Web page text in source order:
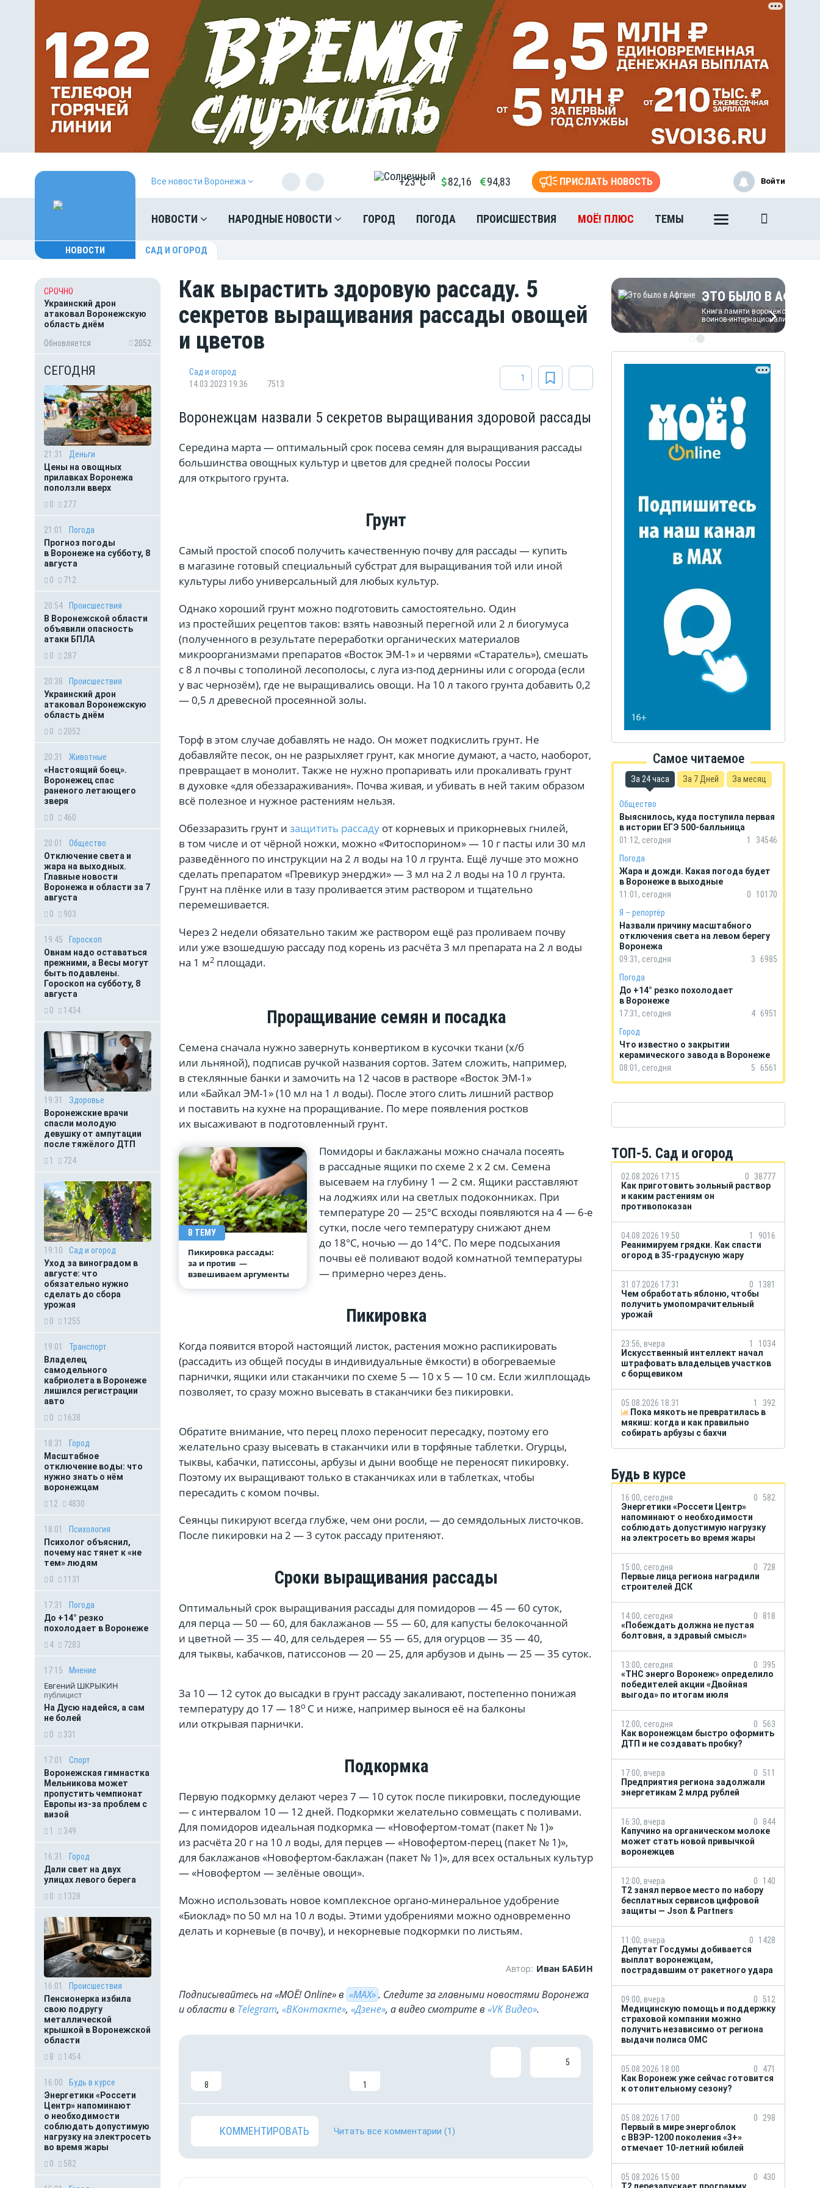
Все новости Воронежа +23°C 82,16 94,83 ПРИСЛАТЬ НОВОСТЬ
НОВОСТИ НАРОДНЫЕ НОВОСТИ ГОРОД ПОГОДА ПРОИСШЕСТВИЯ МОЁ! ПЛЮС ТЕМЫ
Войти
НОВОСТИ САД И ОГОРОД
СРОЧНО
Украинский дрон
атаковал Воронежскую
область днём
Обновляется
2052
СЕГОДНЯ
21:31
Деньги
Цены на овощных
прилавках Воронежа
поползли вверх
0
277
21:01
Погода
Прогноз погоды
в Воронеже на субботу, 8
августа
0
712
20:54
Происшествия
В Воронежской области
объявили опасность
атаки БПЛА
0
287
20:38
Происшествия
Украинский дрон
атаковал Воронежскую
область днём
0
2052
20:31
Животные
«Настоящий боец».
Воронежец спас
раненого летающего
зверя
0
460
20:01
Общество
Отключение света и
жара на выходных.
Главные новости
Воронежа и области за 7
августа
0
903
19:45
Гороскоп
Овнам надо оставаться
прежними, а Весы могут
быть подавлены.
Гороскоп на субботу, 8
августа
0
1434
19:31
Здоровье
Воронежские врачи
спасли молодую
девушку от ампутации
после тяжёлого ДТП
1
724
19:10
Сад и огород
Уход за виноградом в
августе: что
обязательно нужно
сделать до сбора
урожая
0
1255
19:01
Транспорт
Владелец
самодельного
кабриолета в Воронеже
лишился регистрации
авто
0
1638
18:31
Город
Масштабное
отключение воды: что
нужно знать о нём
воронежцам
12
4830
18:01
Психология
Психолог объяснил,
почему нас тянет к «не
тем» людям
0
1131
17:31
Погода
До +14° резко
похолодает в Воронеже
4
7283
17:15 Мнение
Евгений ШКРЫКИН
публицист
На Дусю надейся, а сам
не болей
0
331
17:01
Спорт
Воронежская гимнастка
Мельникова может
пропустить чемпионат
Европы из-за проблем с
визой
1
349
16:31
Город
Дали свет на двух
улицах левого берега
0
1328
16:01
Происшествия
Пенсионерка избила
свою подругу
металлической
крышкой в Воронежской
области
8
1454
16:00
Будь в курсе
Энергетики «Россети
Центр» напоминают
о необходимости
соблюдать допустимую
нагрузку на электросеть
во время жары
0
582
Как вырастить здоровую рассаду. 5
секретов выращивания рассады овощей
и цветов
Сад и огород
14.03.2023 19:36
7513
1
Воронежцам назвали 5 секретов выращивания здоровой рассады
Середина марта — оптимальный срок посева семян для выращивания рассады
большинства овощных культур и цветов для средней полосы России
для открытого грунта.
Грунт
Самый простой способ получить качественную почву для рассады — купить
в магазине готовый специальный субстрат для выращивания той или иной
культуры либо универсальный для любых культур.
Однако хороший грунт можно подготовить самостоятельно. Один
из простейших рецептов таков: взять навозный перегной или 2 л биогумуса
(полученного в результате переработки органических материалов
микроорганизмами препаратов «Восток ЭМ-1» и червями «Старатель»), смешать
с 8 л почвы с тополиной лесополосы, с луга из-под дернины или с огорода (если
у вас чернозём), где не выращивались овощи. На 10 л такого грунта добавить 0,2
— 0,5 л древесной просеянной золы.
Торф в этом случае добавлять не надо. Он может подкислить грунт. Не
добавляйте песок, он не разрыхляет грунт, как многие думают, а часто, наоборот,
превращает в монолит. Также не нужно пропаривать или прокаливать грунт
в духовке «для обеззараживания». Почва живая, и убивать в ней таким образом
всё полезное и нужное растениям нельзя.
Обеззаразить грунт и защитить рассаду от корневых и прикорневых гнилей,
в том числе и от чёрной ножки, можно «Фитоспорином» — 10 г пасты или 30 мл
разведённого по инструкции на 2 л воды на 10 л грунта. Ещё лучше это можно
сделать препаратом «Превикур энерджи» — 3 мл на 2 л воды на 10 л грунта.
Грунт на плёнке или в тазу проливается этим раствором и тщательно
перемешивается.
Через 2 недели обязательно таким же раствором ещё раз проливаем почву
или уже взошедшую рассаду под корень из расчёта 3 мл препарата на 2 л воды
на 1 м2 площади.
Проращивание семян и посадка
Семена сначала нужно завернуть конвертиком в кусочки ткани (х/б
или льняной), подписав ручкой названия сортов. Затем сложить, например,
в стеклянные банки и замочить на 12 часов в растворе «Восток ЭМ-1»
или «Байкал ЭМ-1» (10 мл на 1 л воды). После этого слить лишний раствор
и поставить на кухне на проращивание. По мере появления ростков
их высаживают в подготовленный грунт.
Пикировка рассады:
за и против —
взвешиваем аргументы
В ТЕМУ
Помидоры и баклажаны можно сначала посеять
в рассадные ящики по схеме 2 х 2 см. Семена
высеваем на глубину 1 — 2 см. Ящики расставляют
на лоджиях или на светлых подоконниках. При
температуре 20 — 25°С всходы появляются на 4 — 6-е
сутки, после чего температуру снижают днем
до 18°С, ночью — до 14°С. По мере подсыхания
почвы её поливают водой комнатной температуры
— примерно через день.
Пикировка
Когда появится второй настоящий листок, растения можно распикировать
(рассадить из общей посуды в индивидуальные ёмкости) в обогреваемые
парнички, ящики или стаканчики по схеме 5 — 10 х 5 — 10 см. Если жилплощадь
позволяет, то сразу можно высевать в стаканчики без пикировки.
Обратите внимание, что перец плохо переносит пересадку, поэтому его
желательно сразу высевать в стаканчики или в торфяные таблетки. Огурцы,
тыквы, кабачки, патиссоны, арбузы и дыни вообще не переносят пикировку.
Поэтому их выращивают только в стаканчиках или в таблетках, чтобы
пересадить с комом почвы.
Сеянцы пикируют всегда глубже, чем они росли, — до семядольных листочков.
После пикировки на 2 — 3 суток рассаду притеняют.
Сроки выращивания рассады
Оптимальный срок выращивания рассады для помидоров — 45 — 60 суток,
для перца — 50 — 60, для баклажанов — 55 — 60, для капусты белокочанной
и цветной — 35 — 40, для сельдерея — 55 — 65, для огурцов — 35 — 40,
для тыквы, кабачков, патиссонов — 20 — 25, для арбузов и дынь — 25 — 35 суток.
За 10 — 12 суток до высадки в грунт рассаду закаливают, постепенно понижая
температуру до 17 — 18о С и ниже, например вынося её на балконы
или открывая парнички.
Подкормка
Первую подкормку делают через 7 — 10 суток после пикировки, последующие
— с интервалом 10 — 12 дней. Подкормки желательно совмещать с поливами.
Для помидоров идеальная подкормка — «Новофертом-томат (пакет № 1)»
из расчёта 20 г на 10 л воды, для перцев — «Новофертом-перец (пакет № 1)»,
для баклажанов «Новофертом-баклажан (пакет № 1)», для всех остальных культур
— «Новофертом — зелёные овощи».
Можно использовать новое комплексное органо-минеральное удобрение
«Биоклад» по 50 мл на 10 л воды. Этими удобрениями можно одновременно
делать и корневые (в почву), и некорневые подкормки по листьям.
Автор: Иван БАБИН
Подписывайтесь на «МОЁ! Online» в «МАХ». Cледите за главными новостями Воронежа
и области в Telegram, «ВКонтакте», «Дзене», а видео смотрите в «VK Видео».
8 1
5
КОММЕНТИРОВАТЬ Читать все комментарии (1)
ЭТО БЫЛО В АФГАНЕ
Книга памяти воронежских
ЭТО БЫЛО В
Книга памяти воронежских
воинов-интернационалистов
ЭТО БЫЛО В АФГАНЕ
Книга памяти воронежских
воинов-интернационалистов
Самое читаемое
За 24 часа За 7 Дней За месяц
Общество
Выяснилось, куда поступила первая
в истории ЕГЭ 500-балльница
01:12, сегодня
1
34546
Погода
Жара и дожди. Какая погода будет
в Воронеже в выходные
11:01, сегодня
0
10170
Я – репортёр
Назвали причину масштабного
отключения света на левом берегу
Воронежа
09:31, сегодня
3
6985
Погода
До +14° резко похолодает
в Воронеже
17:31, сегодня
4 6951
Город
Что известно о закрытии
керамического завода в Воронеже
08:01, сегодня
5 6561
ТОП-5. Сад и огород
02.08.2026 17:15 0
38777
Как приготовить зольный раствор
и каким растениям он
противопоказан
04.08.2026 19:50 1
9016
Реанимируем грядки. Как спасти
огород в 35-градусную жару
31.07.2026 17:31 0
1381
Чем обработать яблоню, чтобы
получить умопомрачительный
урожай
23:56, вчера 1
1034
Искусственный интеллект начал
штрафовать владельцев участков
с борщевиком
05.08.2026 18:31 1
392
Пока мякоть не превратилась в
мякиш: когда и как правильно
собирать арбузы с бахчи
Будь в курсе
16:00, сегодня 0 582
Энергетики «Россети Центр»
напоминают о необходимости
соблюдать допустимую нагрузку
на электросеть во время жары
15:00, сегодня 0
728
Первые лица региона наградили
строителей ДСК
14:00, сегодня 0
818
«Побеждать должна не пустая
болтовня, а здравый смысл»
13:00, сегодня 0
395
«ТНС энерго Воронеж» определило
победителей акции «Двойная
выгода» по итогам июля
12:00, сегодня 0 563
Как воронежцам быстро оформить
ДТП и не создавать пробку?
17:00, вчера 0 511
Предприятия региона задолжали
энергетикам 2 млрд рублей
16:30, вчера 0
844
Капучино на органическом молоке
может стать новой привычкой
воронежцев
12:00, вчера 0
140
Т2 занял первое место по набору
бесплатных сервисов цифровой
защиты — Json & Partners
11:00, вчера 0
1428
Депутат Госдумы добивается
выплат воронежцам,
пострадавшим от ракетного удара
09:00, вчера 0 512
Медицинскую помощь и поддержку
страховой компании можно
получить независимо от региона
выдачи полиса ОМС
05.08.2026 18:00 0
471
Как Воронеж уже сейчас готовится
к отопительному сезону?
05.08.2026 17:00 0
298
Первый в мире энергоблок
с ВВЭР-1200 поколения «3+»
отмечает 10-летний юбилей
05.08.2026 15:00 0
430